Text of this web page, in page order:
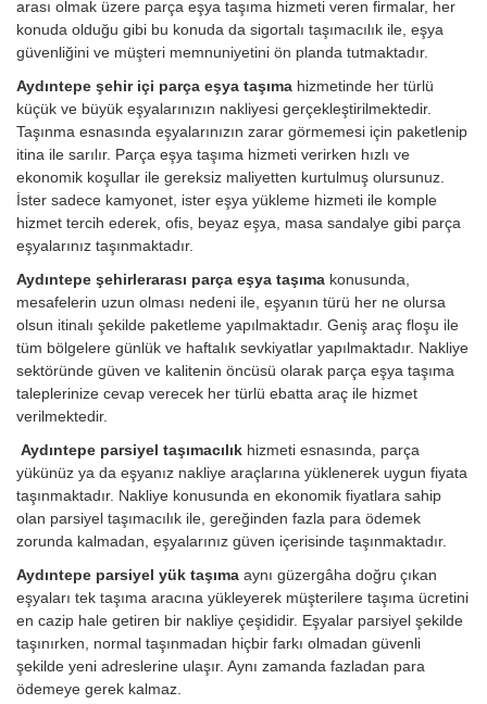
arası olmak üzere parça eşya taşıma hizmeti veren firmalar, her
konuda olduğu gibi bu konuda da sigortalı taşımacılık ile, eşya
güvenliğini ve müşteri memnuniyetini ön planda tutmaktadır.
Aydıntepe şehir içi parça eşya taşıma hizmetinde her türlü
küçük ve büyük eşyalarınızın nakliyesi gerçekleştirilmektedir.
Taşınma esnasında eşyalarınızın zarar görmemesi için paketlenip
itina ile sarılır. Parça eşya taşıma hizmeti verirken hızlı ve
ekonomik koşullar ile gereksiz maliyetten kurtulmuş olursunuz.
İster sadece kamyonet, ister eşya yükleme hizmeti ile komple
hizmet tercih ederek, ofis, beyaz eşya, masa sandalye gibi parça
eşyalarınız taşınmaktadır.
Aydıntepe şehirlerarası parça eşya taşıma konusunda,
mesafelerin uzun olması nedeni ile, eşyanın türü her ne olursa
olsun itinalı şekilde paketleme yapılmaktadır. Geniş araç floşu ile
tüm bölgelere günlük ve haftalık sevkiyatlar yapılmaktadır. Nakliye
sektöründe güven ve kalitenin öncüsü olarak parça eşya taşıma
taleplerinize cevap verecek her türlü ebatta araç ile hizmet
verilmektedir.
Aydıntepe parsiyel taşımacılık hizmeti esnasında, parça
yükünüz ya da eşyanız nakliye araçlarına yüklenerek uygun fiyata
taşınmaktadır. Nakliye konusunda en ekonomik fiyatlara sahip
olan parsiyel taşımacılık ile, gereğinden fazla para ödemek
zorunda kalmadan, eşyalarınız güven içerisinde taşınmaktadır.
Aydıntepe parsiyel yük taşıma aynı güzergâha doğru çıkan
eşyaları tek taşıma aracına yükleyerek müşterilere taşıma ücretini
en cazip hale getiren bir nakliye çeşididir. Eşyalar parsiyel şekilde
taşınırken, normal taşınmadan hiçbir farkı olmadan güvenli
şekilde yeni adreslerine ulaşır. Aynı zamanda fazladan para
ödemeye gerek kalmaz.